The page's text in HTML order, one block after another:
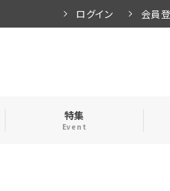
ログイン 会員
特集
Event